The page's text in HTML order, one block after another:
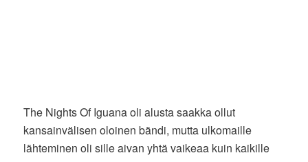
The Nights Of Iguana oli alusta saakka ollut
kansainvälisen oloinen bändi, mutta ulkomaille
lähteminen oli sille aivan yhtä vaikeaa kuin kaikille